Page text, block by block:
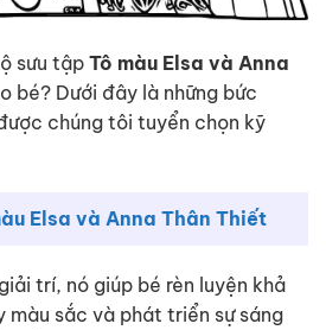
sưu tập Tô màu Elsa và Anna
bé? Dưới đây là những bức
chúng tôi tuyển chọn kỹ
Elsa và Anna Thân Thiết
trí, nó giúp bé rèn luyện khả
màu sắc và phát triển sự sáng